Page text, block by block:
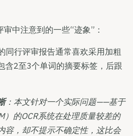
中注意到的一些“迹象”：
同行评审报告通常喜欢采用加粗
含2至3个单词的摘要标签，后跟
：本文针对一个实际问题——基于
）的OCR系统在处理质量较差的
容，却不提示不确定性，这比会